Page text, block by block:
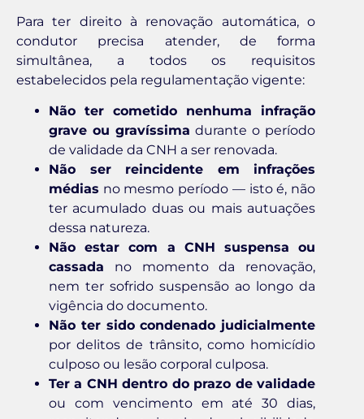
Para ter direito à renovação automática, o
condutor precisa atender, de forma
simultânea, a todos os requisitos
estabelecidos pela regulamentação vigente:
Não ter cometido nenhuma infração
grave ou gravíssima durante o período
de validade da CNH a ser renovada.
Não ser reincidente em infrações
médias no mesmo período — isto é, não
ter acumulado duas ou mais autuações
dessa natureza.
Não estar com a CNH suspensa ou
cassada no momento da renovação,
nem ter sofrido suspensão ao longo da
vigência do documento.
Não ter sido condenado judicialmente
por delitos de trânsito, como homicídio
culposo ou lesão corporal culposa.
Ter a CNH dentro do prazo de validade
ou com vencimento em até 30 dias,